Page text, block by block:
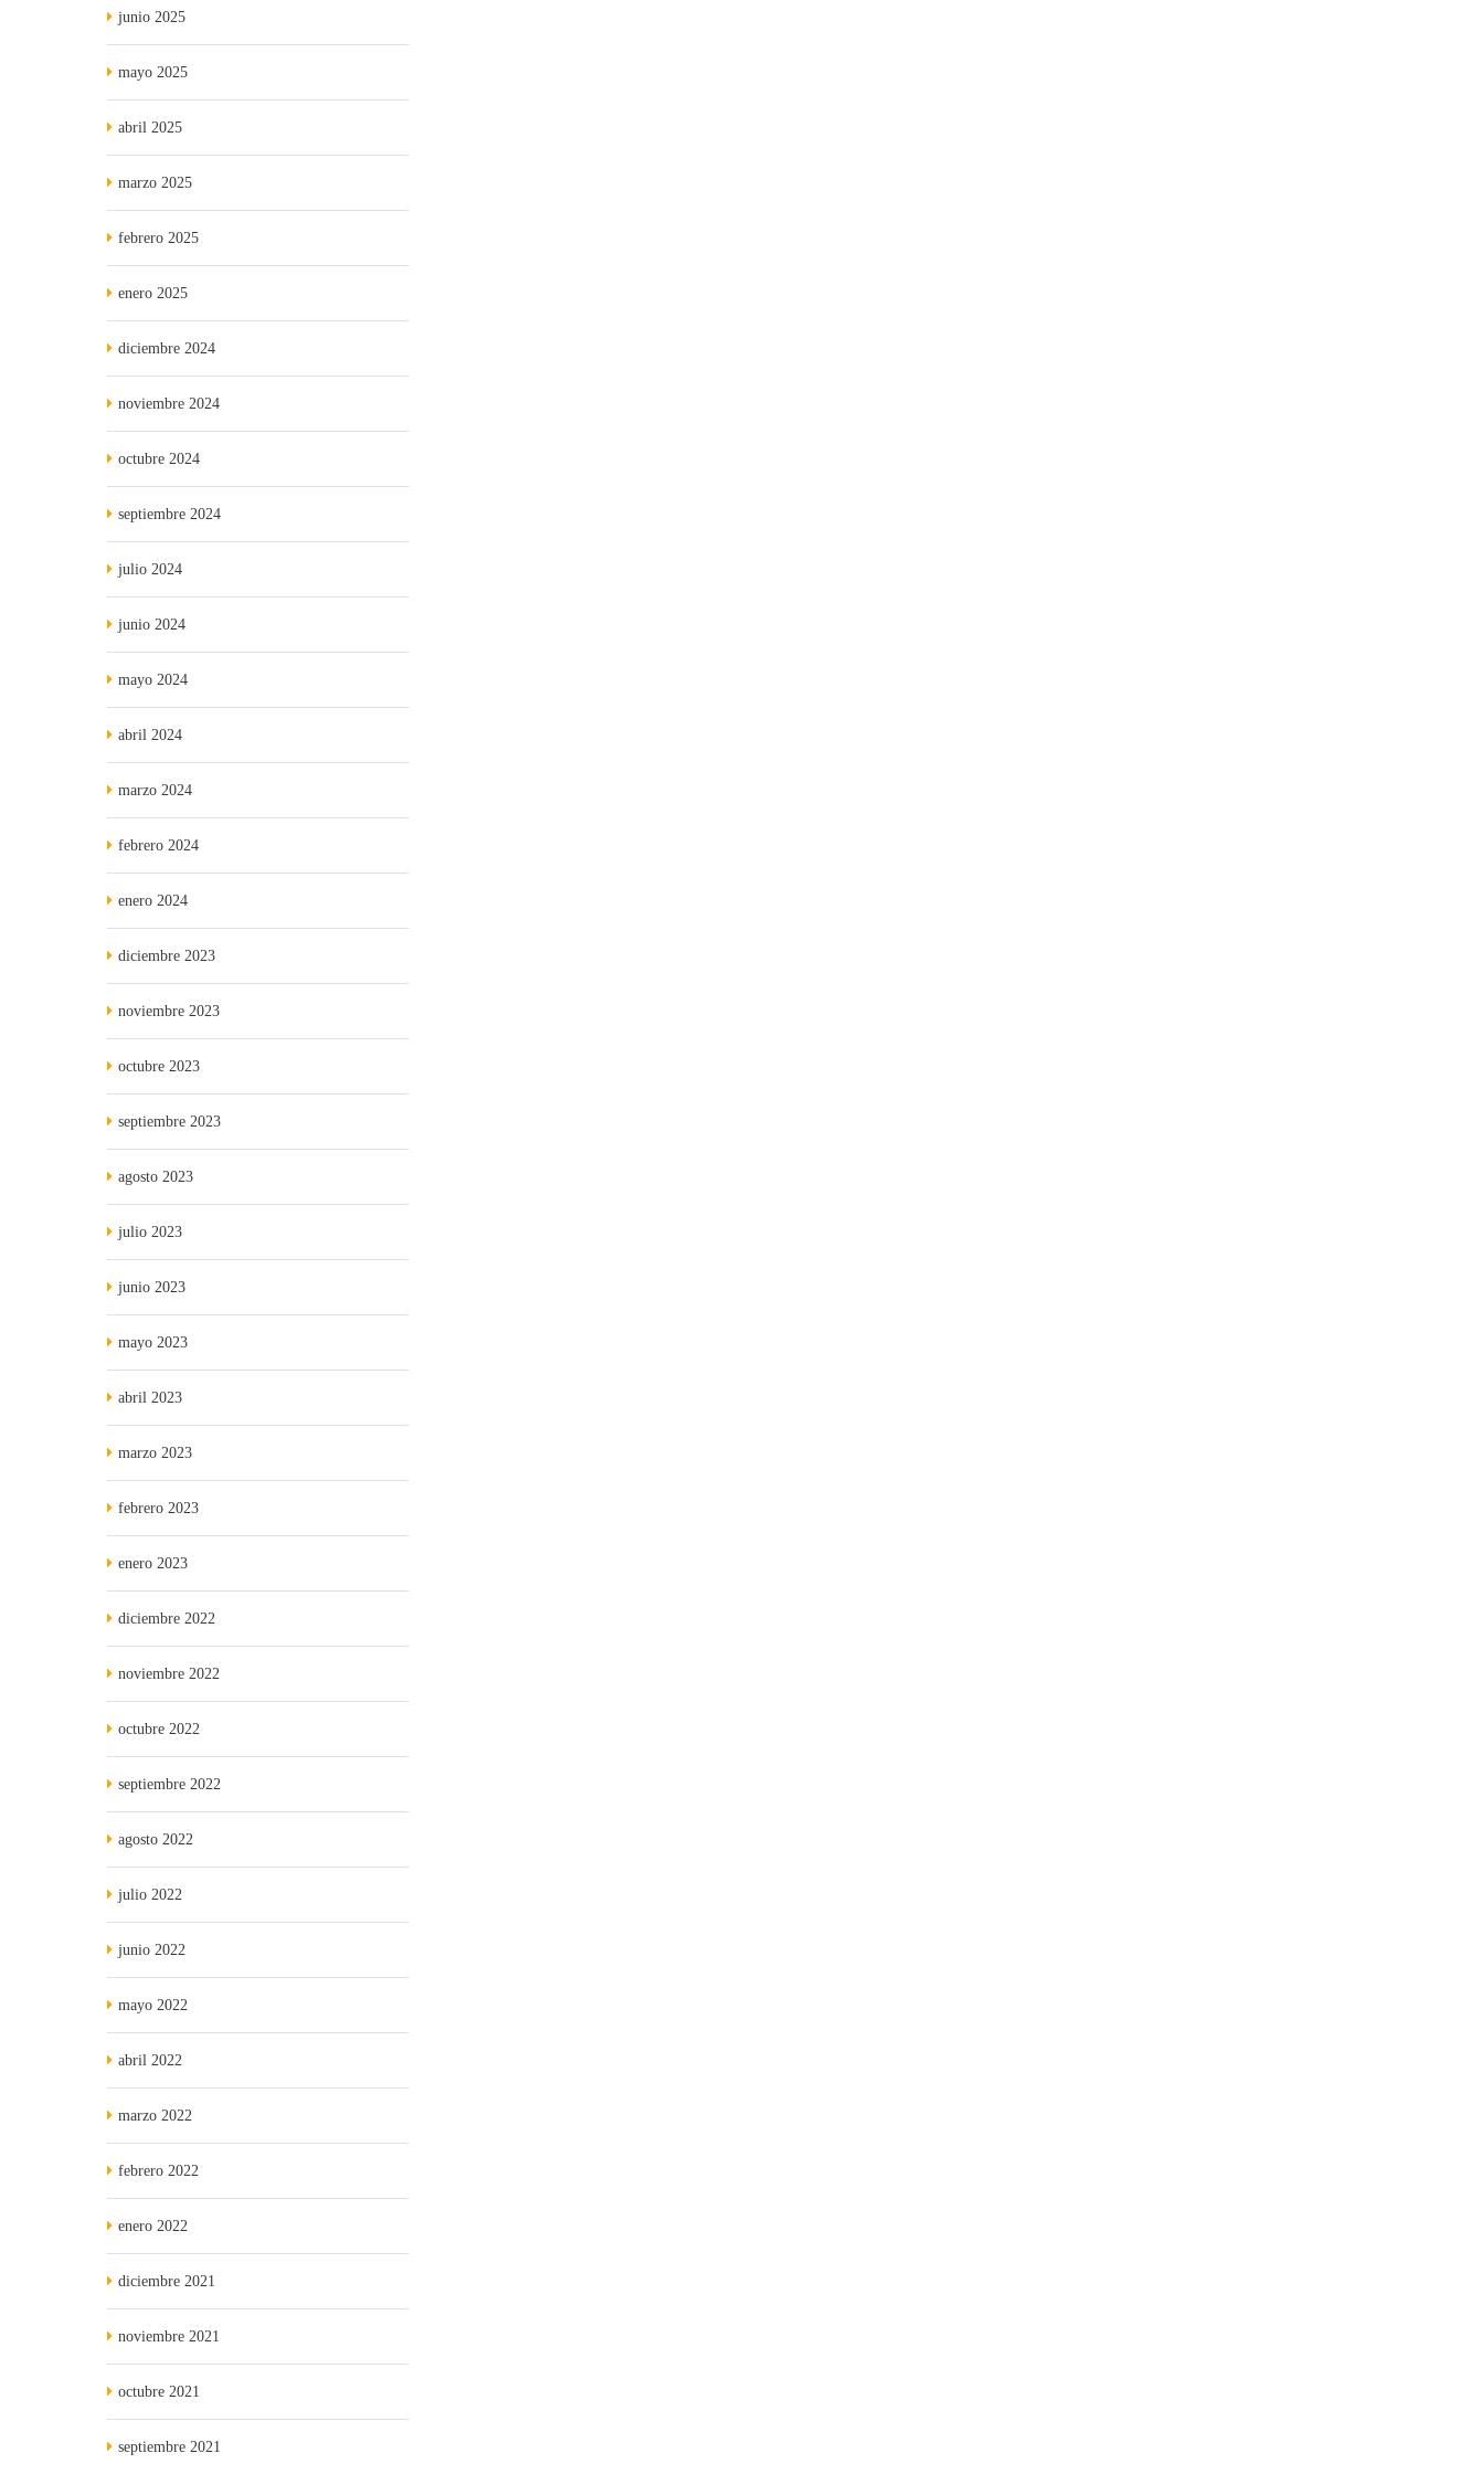
junio 2025
mayo 2025
abril 2025
marzo 2025
febrero 2025
enero 2025
diciembre 2024
noviembre 2024
octubre 2024
septiembre 2024
julio 2024
junio 2024
mayo 2024
abril 2024
marzo 2024
febrero 2024
enero 2024
diciembre 2023
noviembre 2023
octubre 2023
septiembre 2023
agosto 2023
julio 2023
junio 2023
mayo 2023
abril 2023
marzo 2023
febrero 2023
enero 2023
diciembre 2022
noviembre 2022
octubre 2022
septiembre 2022
agosto 2022
julio 2022
junio 2022
mayo 2022
abril 2022
marzo 2022
febrero 2022
enero 2022
diciembre 2021
noviembre 2021
octubre 2021
septiembre 2021